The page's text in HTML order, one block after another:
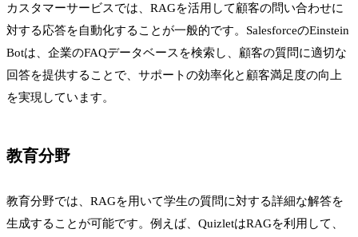
カスタマーサービスでは、RAGを活用して顧客の問い合わせに
対する応答を自動化することが一般的です。SalesforceのEinstein
Botは、企業のFAQデータベースを検索し、顧客の質問に適切な
回答を提供することで、サポートの効率化と顧客満足度の向上
を実現しています。
教育分野
教育分野では、RAGを用いて学生の質問に対する詳細な解答を
生成することが可能です。例えば、QuizletはRAGを利用して、